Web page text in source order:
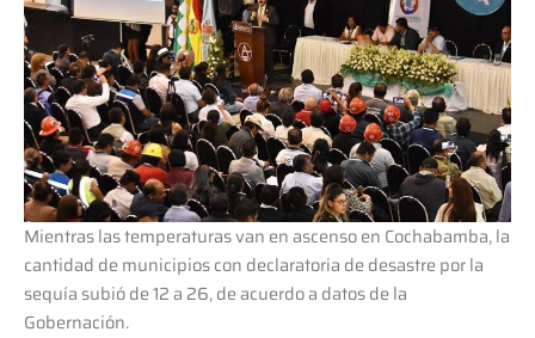
Mientras las temperaturas van en ascenso en Cochabamba, la
cantidad de municipios con declaratoria de desastre por la
sequía subió de 12 a 26, de acuerdo a datos de la
Gobernación.